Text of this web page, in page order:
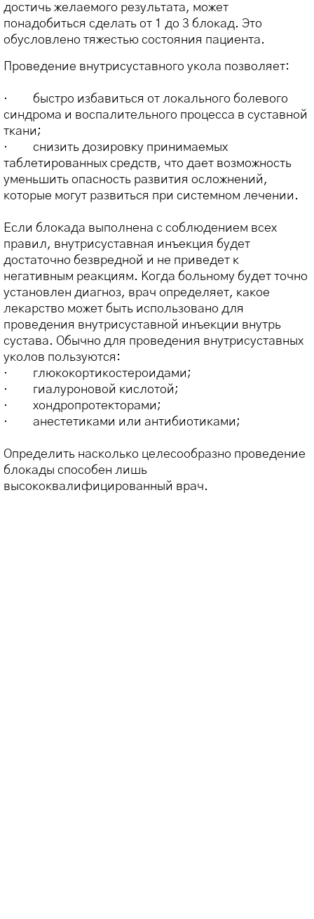
достичь желаемого результата, может
понадобиться сделать от 1 до 3 блокад. Это
обусловлено тяжестью состояния пациента.
Проведение внутрисуставного укола позволяет:
· быстро избавиться от локального болевого
синдрома и воспалительного процесса в суставной
ткани;
· снизить дозировку принимаемых
таблетированных средств, что дает возможность
уменьшить опасность развития осложнений,
которые могут развиться при системном лечении.
Если блокада выполнена с соблюдением всех
правил, внутрисуставная инъекция будет
достаточно безвредной и не приведет к
негативным реакциям. Когда больному будет точно
установлен диагноз, врач определяет, какое
лекарство может быть использовано для
проведения внутрисуставной инъекции внутрь
сустава. Обычно для проведения внутрисуставных
уколов пользуются:
· глюкокортикостероидами;
· гиалуроновой кислотой;
· хондропротекторами;
· анестетиками или антибиотиками;
Определить насколько целесообразно проведение
блокады способен лишь
высококвалифицированный врач.